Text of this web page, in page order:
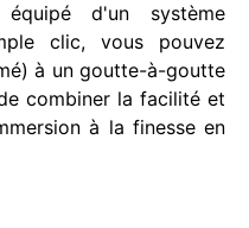
d'un système
clic, vous pouvez
à un goutte-à-goutte
combiner la facilité et
à la finesse en